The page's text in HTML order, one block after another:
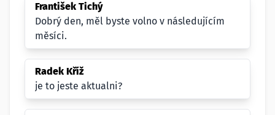
František Tichý
Dobrý den, měl byste volno v následujícím
měsíci.
Radek Kříž
je to jeste aktualni?